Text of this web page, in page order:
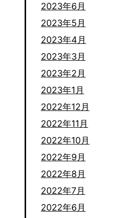
2023年6月
2023年5月
2023年4月
2023年3月
2023年2月
2023年1月
2022年12月
2022年11月
2022年10月
2022年9月
2022年8月
2022年7月
2022年6月